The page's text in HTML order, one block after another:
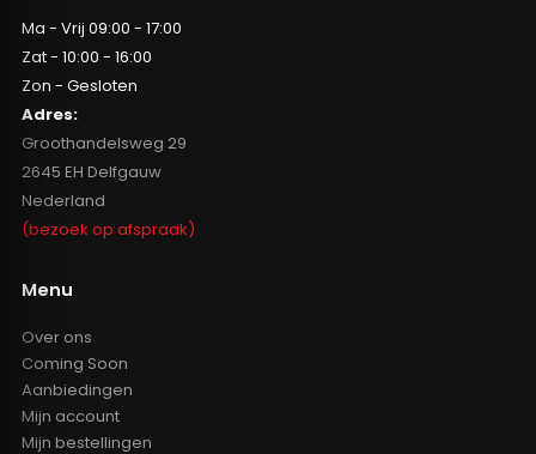
Ma - Vrij 09:00 - 17:00
Zat - 10:00 - 16:00
Zon - Gesloten
Adres:
Groothandelsweg 29
2645 EH Delfgauw
Nederland
(bezoek op afspraak)
Menu
Over ons
Coming Soon
Aanbiedingen
Mijn account
Mijn bestellingen